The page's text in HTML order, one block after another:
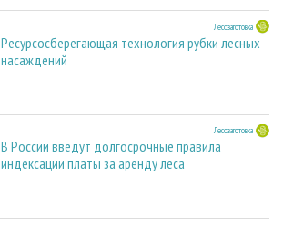
Лесозаготовка
Ресурсосберегающая технология рубки лесных
насаждений
Лесозаготовка
В России введут долгосрочные правила
индексации платы за аренду леса